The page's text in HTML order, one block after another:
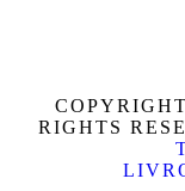
RIGHTS